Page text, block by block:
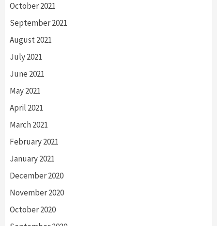
October 2021
September 2021
August 2021
July 2021
June 2021
May 2021
April 2021
March 2021
February 2021
January 2021
December 2020
November 2020
October 2020